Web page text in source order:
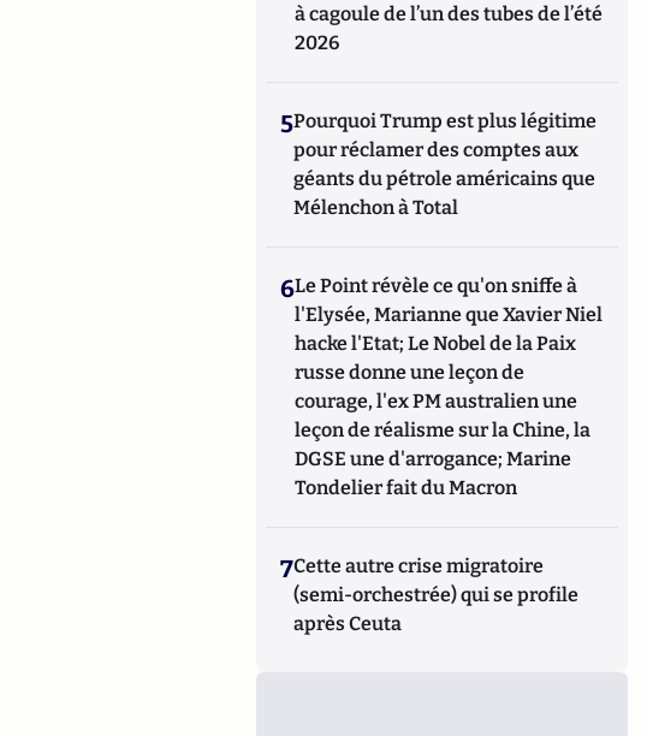
à cagoule de l’un des tubes de l’été
2026
5Pourquoi Trump est plus légitime
pour réclamer des comptes aux
géants du pétrole américains que
Mélenchon à Total
6Le Point révèle ce qu'on sniffe à
l'Elysée, Marianne que Xavier Niel
hacke l'Etat; Le Nobel de la Paix
russe donne une leçon de
courage, l'ex PM australien une
leçon de réalisme sur la Chine, la
DGSE une d'arrogance; Marine
Tondelier fait du Macron
7Cette autre crise migratoire
(semi-orchestrée) qui se profile
après Ceuta